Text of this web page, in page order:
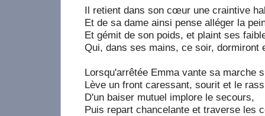
Il retient dans son cœur une craintive
Et de sa dame ainsi pense alléger la
Et gémit de son poids, et plaint ses
Qui, dans ses mains, ce soir, dormiront
Lorsqu'arrêtée Emma vante sa marche
Lève un front caressant, sourit et le
D'un baiser mutuel implore le secours,
Puis repart chancelante et traverse les